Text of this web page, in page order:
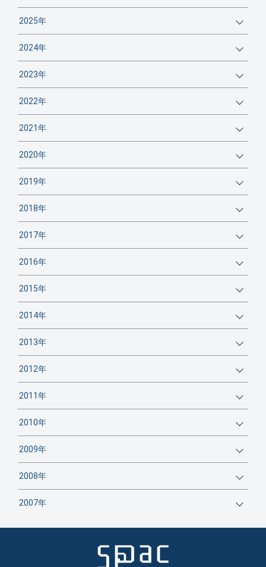
2025年
2024年
2023年
2022年
2021年
2020年
2019年
2018年
2017年
2016年
2015年
2014年
2013年
2012年
2011年
2010年
2009年
2008年
2007年